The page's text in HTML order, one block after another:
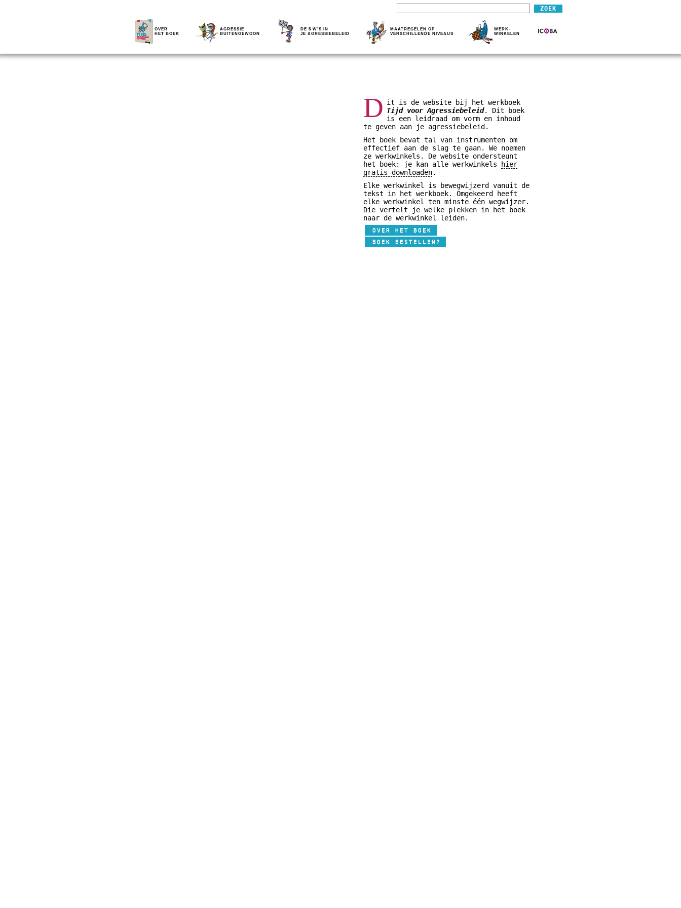
OVER
HET BOEK
AGRESSIE
BUITENGEWOON
DE 5 W'S IN
JE AGRESSIEBELEID
MAATREGELEN OP
VERSCHILLENDE NIVEAUS
WERK-
WINKELEN
D it is de website bij het werkboek
Tijd voor Agressiebeleid. Dit boek
is een leidraad om vorm en inhoud
te geven aan je agressiebeleid.
Het boek bevat tal van instrumenten om
effectief aan de slag te gaan. We noemen
ze werkwinkels. De website ondersteunt
het boek: je kan alle werkwinkels
hier
gratis downloaden.
Elke werkwinkel is bewegwijzerd vanuit de
tekst in het werkboek. Omgekeerd heeft
elke werkwinkel ten minste één wegwijzer.
Die vertelt je welke plekken in het boek
naar de werkwinkel leiden.
OVER HET BOEK
BOEK BESTELLEN?